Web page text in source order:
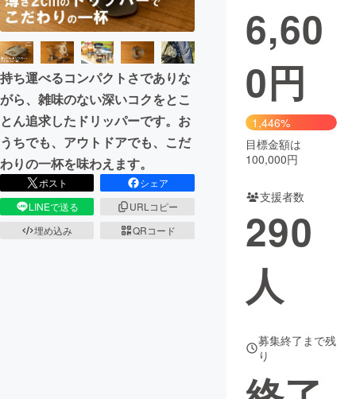
ビジネス・起業 チャレンジ
まちづくり・地域活性化
CAMPFIRE for Social Good
CAMPFIRE Creation
CAMPFIREふるさと納税machi-ya コミュニティ
持ち運べるコンパクトさでありな
がら、雑味のない深いコクをとこ
とん追求したドリッパーです。お
うちでも、アウトドアでも、こだ
わりの一杯を味わえます。
ポスト
シェア
LINEで送る
URLコピー
埋め込み
QRコード
6,60
0円
1,446%
目標金額は
100,000円
支援者数
290
人
募集終了まで残
り